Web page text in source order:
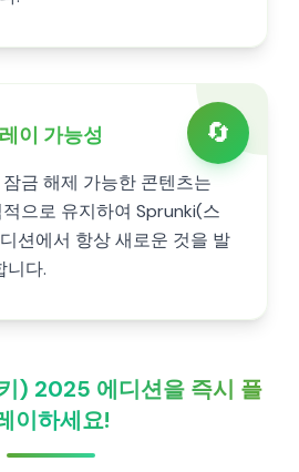
🔄
이 가능성
금 해제 가능한 콘텐츠는
으로 유지하여 Sprunki(스
션에서 항상 새로운 것을 발
니다.
) 2025 에디션을 즉시 플
이하세요!